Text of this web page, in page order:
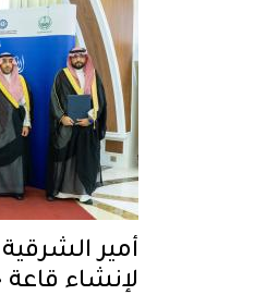
أمير
لإنشاء